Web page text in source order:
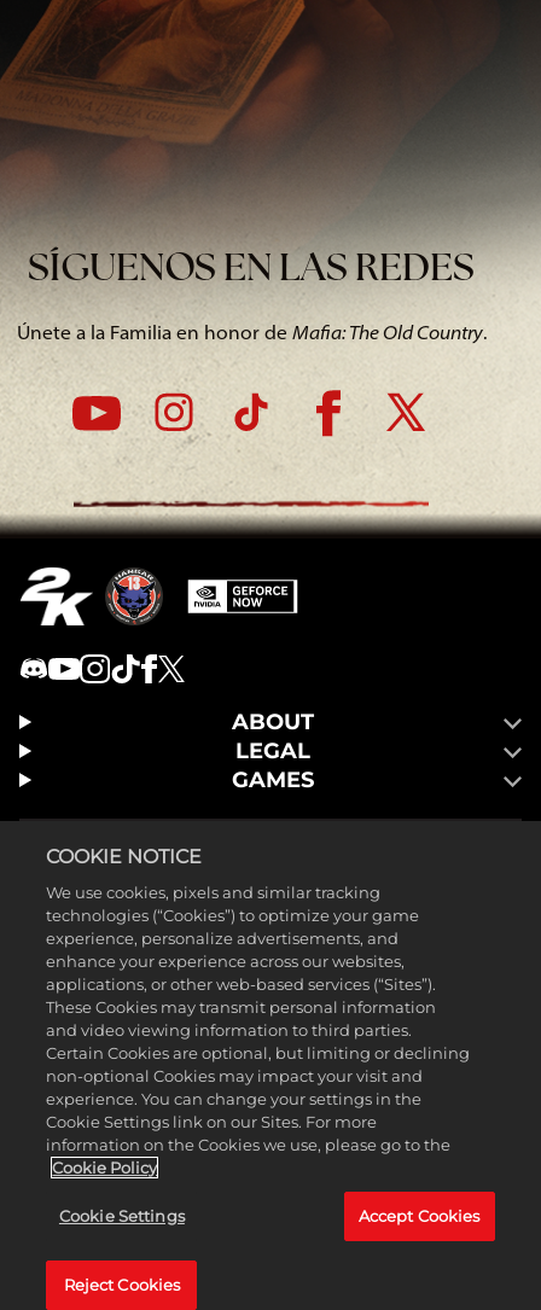
SÍGUENOS EN LAS REDES
Únete a la Familia en honor de Mafia: The Old Country.
ABOUT
LEGAL
GAMES
©2025 Take-Two Interactive Software Inc. Publicado por 2K Games.
Desarrollado por Hangar 13. Mafia, Take-Two Interactive Software, 2K,
Hangar 13 y sus respectivos logos son marcas comerciales de Take-
Two Interactive Software, Inc. Todas las demás marcas y marcas
comerciales pertenecen a sus respectivos propietarios. Todos los
derechos reservados.
COOKIE NOTICE
We use cookies, pixels and similar tracking
technologies (“Cookies”) to optimize your game
experience, personalize advertisements, and
enhance your experience across our websites,
applications, or other web-based services (“Sites”).
These Cookies may transmit personal information
and video viewing information to third parties.
Certain Cookies are optional, but limiting or declining
non-optional Cookies may impact your visit and
experience. You can change your settings in the
Cookie Settings link on our Sites. For more
information on the Cookies we use, please go to the
Cookie Policy
Cookie Settings Accept Cookies
Reject Cookies